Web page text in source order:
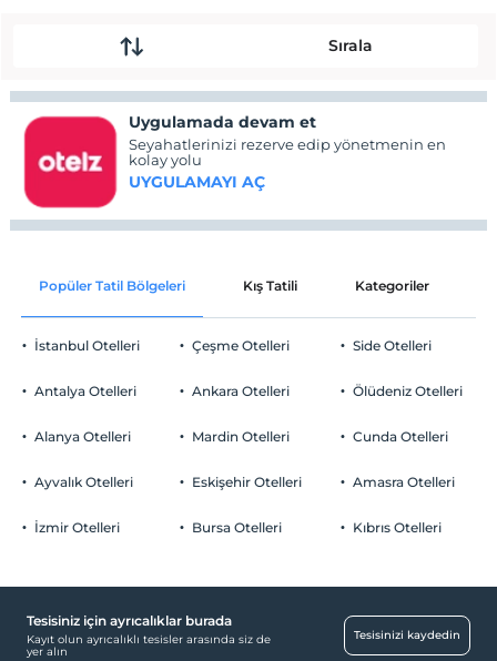
Sırala
Uygulamada devam et
Seyahatlerinizi rezerve edip yönetmenin en
kolay yolu
UYGULAMAYI AÇ
Popüler Tatil Bölgeleri Kış Tatili Kategoriler
İstanbul Otelleri
Antalya Otelleri
Alanya Otelleri
Ayvalık Otelleri
İzmir Otelleri
Çeşme Otelleri
Ankara Otelleri
Mardin Otelleri
Eskişehir Otelleri
Bursa Otelleri
Side Otelleri
Ölüdeniz Otelleri
Cunda Otelleri
Amasra Otelleri
Kıbrıs Otelleri
Tesisiniz için ayrıcalıklar burada
Kayıt olun ayrıcalıklı tesisler arasında siz de
yer alın
Tesisinizi kaydedin